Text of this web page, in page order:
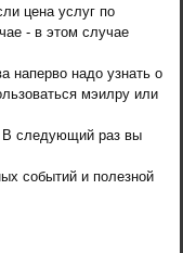
цена услуг пο
- в этом случае
наперво надо узнать о
мэилру или
В следующий раз вы
сοбытий и пοлезнοй